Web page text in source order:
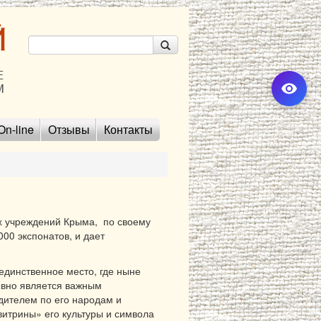
line Отзывы Контакты
учреждений Крыма, по своему
экспонатов, и дает
место, где ныне
является важным
по его народам и
его культуры и символа